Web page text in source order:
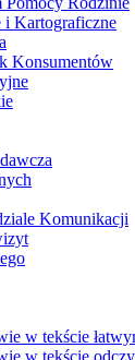
i Kartograficzne
Konsumentów
Komunikacji
w tekście
w tekście